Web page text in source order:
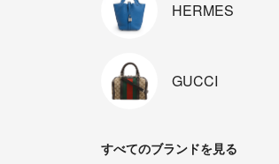
HERMES
GUCCI
すべてのブランドを見る